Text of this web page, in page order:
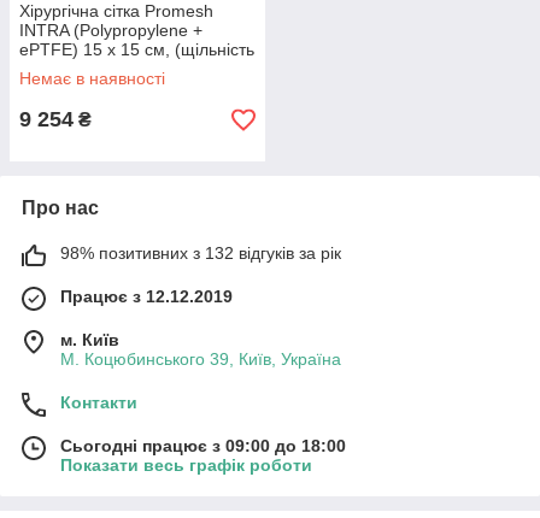
Хірургічна сітка Promesh
INTRA (Polypropylene +
ePTFE) 15 x 15 см, (щільність
120 гр/м2) PSIN1515SQ
Немає в наявності
9 254 ₴
Про нас
98% позитивних з 132 відгуків за рік
Працює з 12.12.2019
м. Київ
М. Коцюбинського 39, Київ, Україна
Контакти
Сьогодні працює з 09:00 до 18:00
Показати весь графік роботи